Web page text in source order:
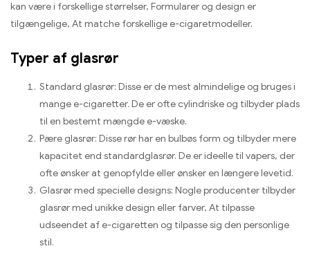
kan være i forskellige størrelser, Formularer og design er
tilgængelige, At matche forskellige e-cigaretmodeller.
Typer af glasrør
Standard glasrør: Disse er de mest almindelige og bruges i
mange e-cigaretter. De er ofte cylindriske og tilbyder plads
til en bestemt mængde e-væske.
Pære glasrør: Disse rør har en bulbøs form og tilbyder mere
kapacitet end standardglasrør. De er ideelle til vapers, der
ofte ønsker at genopfylde eller ønsker en længere levetid.
Glasrør med specielle designs: Nogle producenter tilbyder
glasrør med unikke design eller farver, At tilpasse
udseendet af e-cigaretten og tilpasse sig den personlige
stil.